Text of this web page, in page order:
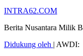
INTRA62.COM
Berita Nusantara Milik
Didukung oleh | AWDI: